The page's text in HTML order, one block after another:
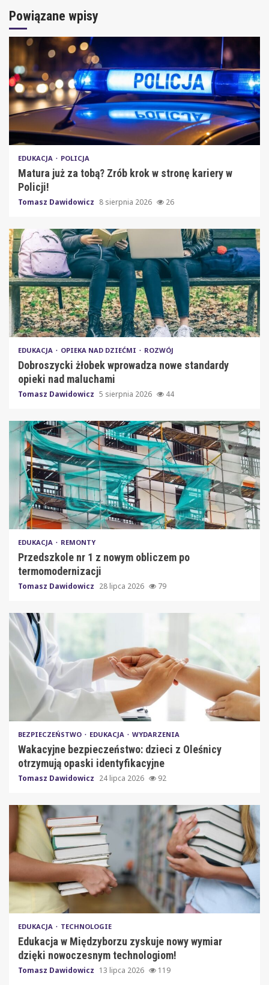
Powiązane wpisy
EDUKACJA POLICJA
Matura już za tobą? Zrób krok w stronę kariery w
Policji!
Tomasz Dawidowicz 8 sierpnia 2026 26
EDUKACJA OPIEKA NAD DZIEĆMI ROZWÓJ
Dobroszycki żłobek wprowadza nowe standardy
opieki nad maluchami
Tomasz Dawidowicz 5 sierpnia 2026 44
EDUKACJA REMONTY
Przedszkole nr 1 z nowym obliczem po
termomodernizacji
Tomasz Dawidowicz 28 lipca 2026 79
BEZPIECZEŃSTWO EDUKACJA WYDARZENIA
Wakacyjne bezpieczeństwo: dzieci z Oleśnicy
otrzymują opaski identyfikacyjne
Tomasz Dawidowicz 24 lipca 2026 92
EDUKACJA TECHNOLOGIE
Edukacja w Międzyborzu zyskuje nowy wymiar
dzięki nowoczesnym technologiom!
Tomasz Dawidowicz 13 lipca 2026 119